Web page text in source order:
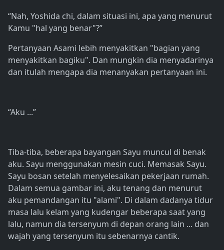
“Nah, Yoshida chi, dalam situasi ini, apa yang menurut
Kamu "hal yang benar"?”
Pertanyaan Asami lebih menyakitkan "bagian yang
menyakitkan bagiku". Dan mungkin dia menyadarinya
dan itulah mengapa dia menanyakan pertanyaan ini.
“Aku ...”
Tiba-tiba, beberapa bayangan Sayu muncul di benak
aku. Sayu menggunakan mesin cuci. Memasak Sayu.
Sayu bosan setelah menyelesaikan pekerjaan rumah.
Dalam semua gambar ini, aku tenang dan menurut
aku pemandangan itu "alami". Di dalam dadanya tidur
masa lalu kelam yang kudengar beberapa saat yang
lalu, namun dia tersenyum di depan orang lain ... dan
wajah yang tersenyum itu sebenarnya cantik.